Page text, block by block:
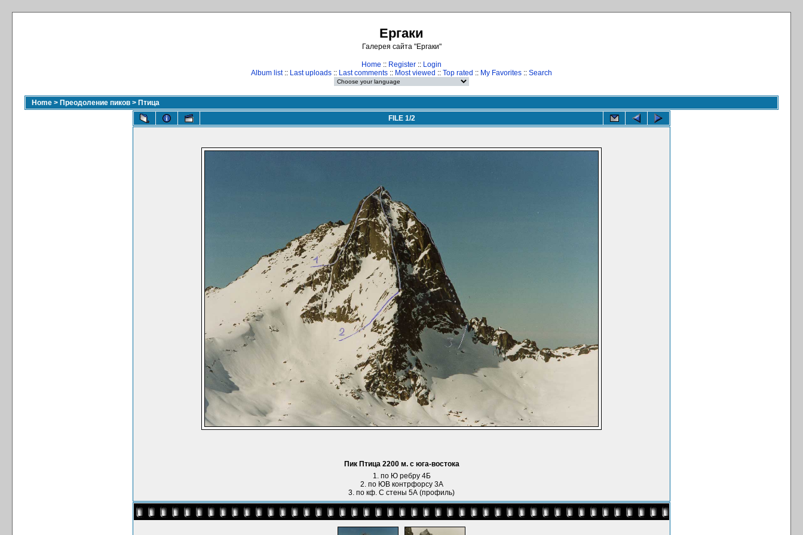
Ергаки
Галерея сайта "Ергаки"
Home :: Register :: Login
Album list:: Last uploads :: Last comments :: Most viewed :: Top rated :: My Favorites :: Search
Home > Преодоление пиков > Птица
FILE 1/2
Пик Птица 2200 м. с юга-востока
1. по Ю ребру 4Б
2. по ЮВ контрфорсу 3А
3. по кф. С стены 5А (профиль)